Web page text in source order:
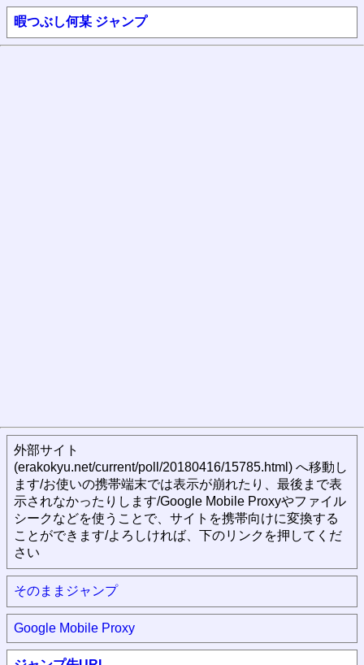
暇つぶし何某 ジャンプ
外部サイト
(erakokyu.net/current/poll/20180416/15785.html) へ移動し
ます/お使いの携帯端末では表示が崩れたり、最後まで表
示されなかったりします/Google Mobile Proxyやファイル
シークなどを使うことで、サイトを携帯向けに変換する
ことができます/よろしければ、下のリンクを押してくだ
さい
そのままジャンプ
Google Mobile Proxy